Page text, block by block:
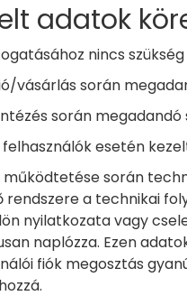
adatok
nincs
vásárlás során
során
esetén
működtetése során
rendszere a technikai
nyilatkozata vagy
naplózza. Ezen
fiók megosztás